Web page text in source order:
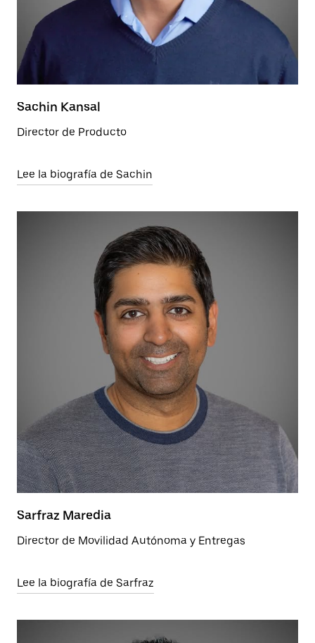
Sachin Kansal
Director de Producto
Lee la biografía de Sachin
Sarfraz Maredia
Director de Movilidad Autónoma y Entregas
Lee la biografía de Sarfraz